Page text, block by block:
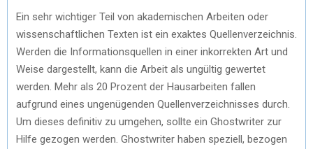
Ein sehr wichtiger Teil von akademischen Arbeiten oder
wissenschaftlichen Texten ist ein exaktes Quellenverzeichnis.
Werden die Informationsquellen in einer inkorrekten Art und
Weise dargestellt, kann die Arbeit als ungültig gewertet
werden. Mehr als 20 Prozent der Hausarbeiten fallen
aufgrund eines ungenügenden Quellenverzeichnisses durch.
Um dieses definitiv zu umgehen, sollte ein Ghostwriter zur
Hilfe gezogen werden. Ghostwriter haben speziell, bezogen